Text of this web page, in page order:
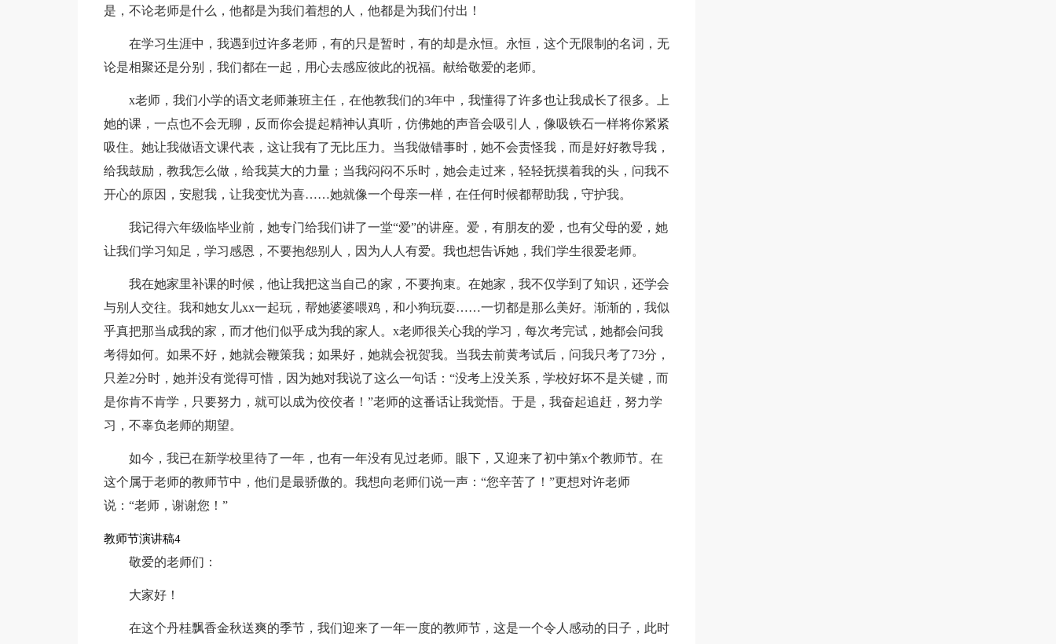
是，不论老师是什么，他都是为我们着想的人，他都是为我们付出！
在学习生涯中，我遇到过许多老师，有的只是暂时，有的却是永恒。永恒，这个无限制的名词，无
论是相聚还是分别，我们都在一起，用心去感应彼此的祝福。献给敬爱的老师。
x老师，我们小学的语文老师兼班主任，在他教我们的3年中，我懂得了许多也让我成长了很多。上
她的课，一点也不会无聊，反而你会提起精神认真听，仿佛她的声音会吸引人，像吸铁石一样将你紧紧
吸住。她让我做语文课代表，这让我有了无比压力。当我做错事时，她不会责怪我，而是好好教导我，
给我鼓励，教我怎么做，给我莫大的力量；当我闷闷不乐时，她会走过来，轻轻抚摸着我的头，问我不
开心的原因，安慰我，让我变忧为喜……她就像一个母亲一样，在任何时候都帮助我，守护我。
我记得六年级临毕业前，她专门给我们讲了一堂“爱”的讲座。爱，有朋友的爱，也有父母的爱，她
让我们学习知足，学习感恩，不要抱怨别人，因为人人有爱。我也想告诉她，我们学生很爱老师。
我在她家里补课的时候，他让我把这当自己的家，不要拘束。在她家，我不仅学到了知识，还学会
与别人交往。我和她女儿xx一起玩，帮她婆婆喂鸡，和小狗玩耍……一切都是那么美好。渐渐的，我似
乎真把那当成我的家，而才他们似乎成为我的家人。x老师很关心我的学习，每次考完试，她都会问我
考得如何。如果不好，她就会鞭策我；如果好，她就会祝贺我。当我去前黄考试后，问我只考了73分，
只差2分时，她并没有觉得可惜，因为她对我说了这么一句话：“没考上没关系，学校好坏不是关键，而
是你肯不肯学，只要努力，就可以成为佼佼者！”老师的这番话让我觉悟。于是，我奋起追赶，努力学
习，不辜负老师的期望。
如今，我已在新学校里待了一年，也有一年没有见过老师。眼下，又迎来了初中第x个教师节。在
这个属于老师的教师节中，他们是最骄傲的。我想向老师们说一声：“您辛苦了！”更想对许老师
说：“老师，谢谢您！”
教师节演讲稿4
敬爱的老师们：
大家好！
在这个丹桂飘香金秋送爽的季节，我们迎来了一年一度的教师节，这是一个令人感动的日子，此时